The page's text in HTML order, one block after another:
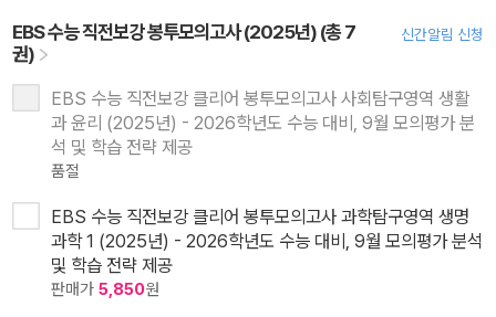
EBS 수능 직전보강 봉투모의고사 (2025년) (총 7
권)
신간알림 신청
EBS 수능 직전보강 클리어 봉투모의고사 사회탐구영역 생활
과 윤리 (2025년) - 2026학년도 수능 대비, 9월 모의평가 분
석 및 학습 전략 제공
품절
EBS 수능 직전보강 클리어 봉투모의고사 과학탐구영역 생명
과학 1 (2025년) - 2026학년도 수능 대비, 9월 모의평가 분석
및 학습 전략 제공
판매가 5,850원